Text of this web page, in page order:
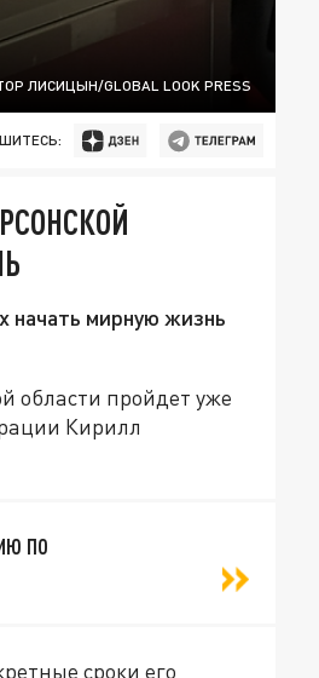
ЛИСИЦЫН/GLOBAL LOOK PRESS
начать мирную жизнь
области пройдет уже
Кирилл
по
сроки его